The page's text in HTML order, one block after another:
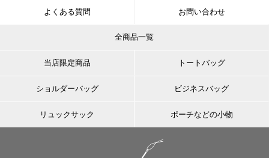
よくある質問 お問い合わせ
全商品一覧
当店限定商品 トートバッグ
ショルダーバッグ ビジネスバッグ
リュックサック ポーチなどの小物